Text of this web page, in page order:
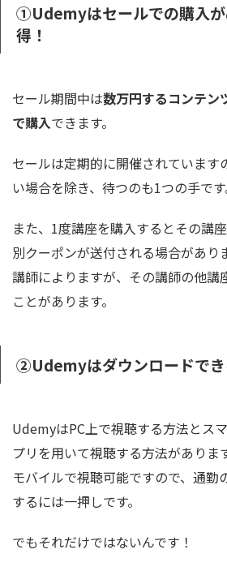
①Udemyはセールでの購入
得！
セール期間中は数万円するコンテン
で購入できます。
セールは定期的に開催されています
い場合を除き、待つのも1つの手です
また、1度講座を購入するとその講
別クーポンが送付される場合があり
講師によりますが、その講師の他講
ことがあります。
②Udemyはダウンロードでき
UdemyはPC上で視聴する方法とス
プリを用いて視聴する方法があります
モバイルで視聴可能ですので、 通勤
するには一押しです。
でもそれだけではないんです！